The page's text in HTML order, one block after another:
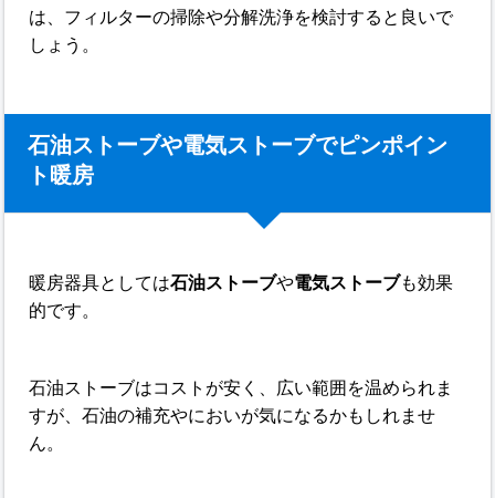
は、フィルターの掃除や分解洗浄を検討すると良いで
しょう。
石油ストーブや電気ストーブでピンポイン
ト暖房
暖房器具としては石油ストーブや電気ストーブも効果
的です。
石油ストーブはコストが安く、広い範囲を温められま
すが、石油の補充やにおいが気になるかもしれませ
ん。